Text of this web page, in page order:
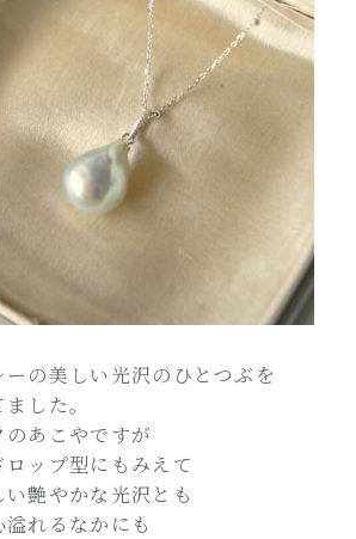
の美しい光沢のひとつぶを
した。
あこやですが
ップ型にもみえて
艶やかな光沢とも
れるなかにも